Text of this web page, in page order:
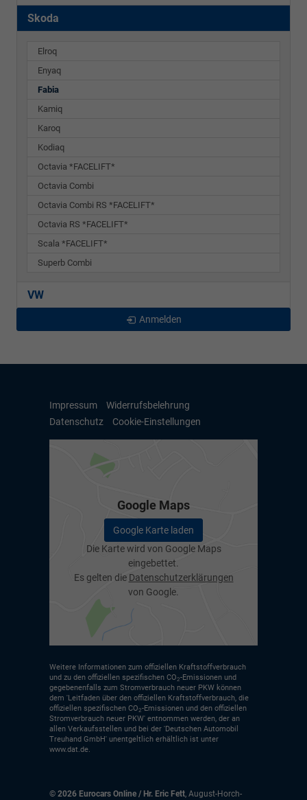
Skoda
Elroq
Enyaq
Fabia
Kamiq
Karoq
Kodiaq
Octavia *FACELIFT*
Octavia Combi
Octavia Combi RS *FACELIFT*
Octavia RS *FACELIFT*
Scala *FACELIFT*
Superb Combi
VW
Anmelden
Impressum
Widerrufsbelehrung
Datenschutz
Cookie-Einstellungen
Google Maps
Google Karte laden
Die Karte wird von Google Maps
eingebettet.
Es gelten die Datenschutzerklärungen
von Google.
Weitere Informationen zum offiziellen Kraftstoffverbrauch
und zu den offiziellen spezifischen CO2-Emissionen und
gegebenenfalls zum Stromverbrauch neuer PKW können
dem 'Leitfaden über den offiziellen Kraftstoffverbrauch, die
offiziellen spezifischen CO2-Emissionen und den offiziellen
Stromverbrauch neuer PKW' entnommen werden, der an
allen Verkaufsstellen und bei der 'Deutschen Automobil
Treuhand GmbH' unentgeltlich erhältlich ist unter
www.dat.de.
© 2026 Eurocars Online / Hr. Eric Fett August-Horch-